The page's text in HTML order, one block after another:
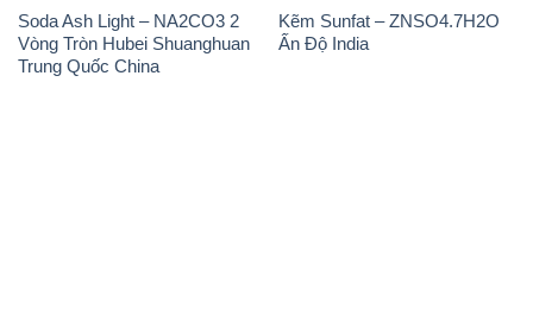
Soda Ash Light – NA2CO3 2
Vòng Tròn Hubei Shuanghuan
Trung Quốc China
Kẽm Sunfat – ZNSO4.7H2O
Ấn Độ India